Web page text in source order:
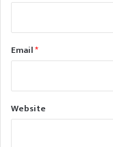
Email*
Website